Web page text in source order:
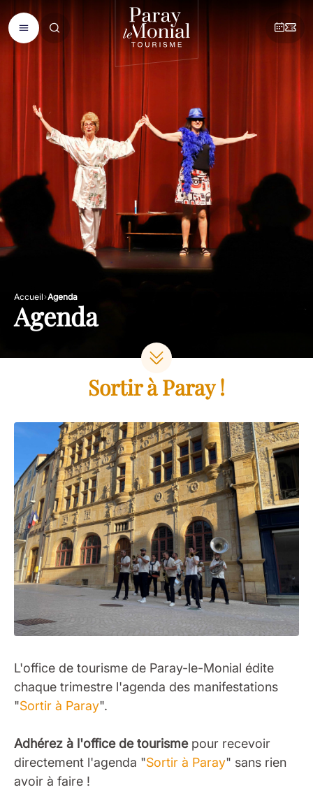
Accueil Agenda
Agenda
Sortir à Paray !
L'office de tourisme de Paray-le-Monial édite
chaque trimestre l'agenda des manifestations
"Sortir à Paray".
Adhérez à l'office de tourismepour recevoir
directement l'agenda "Sortir à Paray" sans rien
avoir à faire !